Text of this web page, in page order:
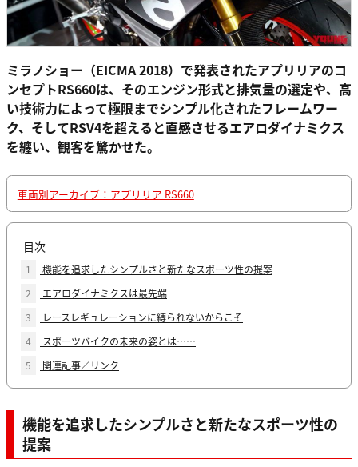
ミラノショー（EICMA 2018）で発表されたアプリリアのコ
ンセプトRS660は、そのエンジン形式と排気量の選定や、高
い技術力によって極限までシンプル化されたフレームワー
ク、そしてRSV4を超えると直感させるエアロダイナミクス
を纏い、観客を驚かせた。
車両別アーカイブ：アプリリア RS660
目次
1
機能を追求したシンプルさと新たなスポーツ性の提案
2
エアロダイナミクスは最先端
3
レースレギュレーションに縛られないからこそ
4
スポーツバイクの未来の姿とは……
5
関連記事／リンク
機能を追求したシンプルさと新たなスポーツ性の
提案